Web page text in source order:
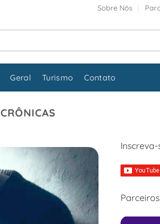
Sobre Nós
Geral Turismo Contato
CRÔNICAS